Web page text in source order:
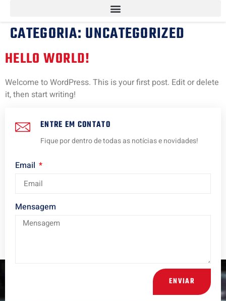
CATEGORIA: UNCATEGORIZED
HELLO WORLD!
Welcome to WordPress. This is your first post. Edit or delete
it, then start writing!
ENTRE EM CONTATO
Fique por dentro de todas as notícias e novidades!
Email
Mensagem
ENVIAR